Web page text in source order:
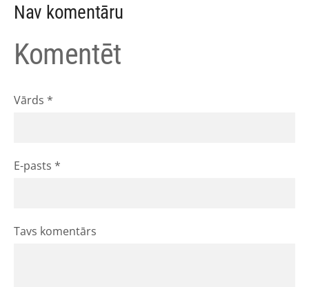
Nav komentāru
Komentēt
Vārds *
E-pasts *
Tavs komentārs